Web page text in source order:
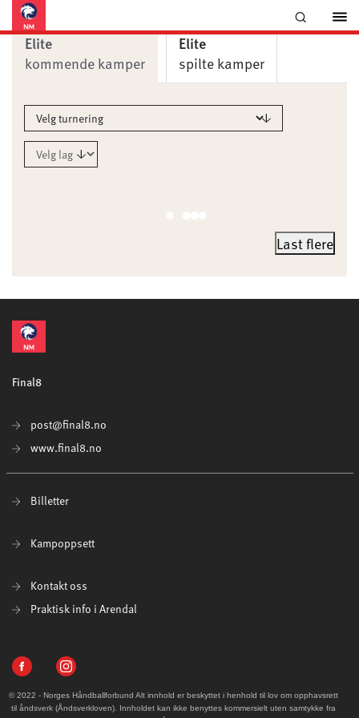
Elite
kommende kamper
Elite
spilte kamper
Last flere
Final8
post@final8.no
www.final8.no
Billetter
Kampoppsett
Kontakt oss
Praktisk info i Arendal
© 2022 - Norges Håndballforbund Alt innhold er beskyttet i henhold til lov om opphavsrett
til åndsverk (Åndsverkloven). Innholdet kan ikke benyttes kommersielt uten samtykke fra